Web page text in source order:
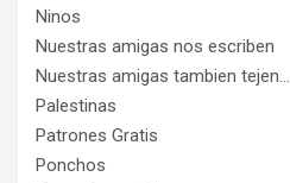
Ninos
Nuestras amigas nos escriben
Nuestras amigas tambien tejen…
Palestinas
Patrones Gratis
Ponchos